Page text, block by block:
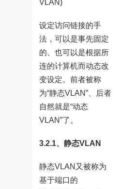
VLAN)
设定访问链接的手
法，可以是事先固定
的、也可以是根据所
连的计算机而动态改
变设定。前者被称
为“静态VLAN”、后者
自然就是“动态
VLAN”了。
3.2.1、静态VLAN
静态VLAN又被称为
基于端口的